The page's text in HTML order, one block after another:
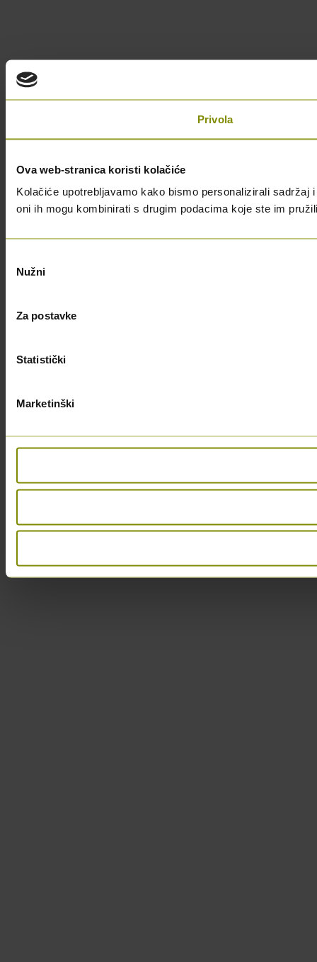
Privola
Ova web-stranica koristi kolačiće
Kolačiće upotrebljavamo kako bismo personalizirali
oni ih mogu kombinirati s drugim podacima koje ste im
pristanka
Nužni
Za postavke
Statistički
Marketinški